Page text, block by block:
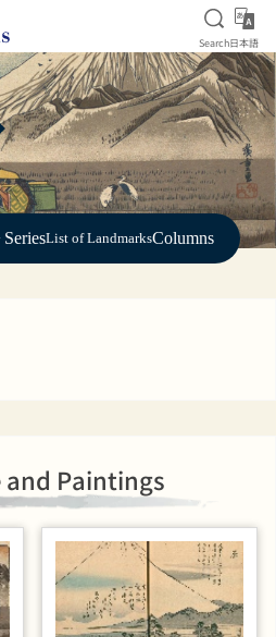
Open
Search 日
日本語
SeriesList of LandmarksColumns
and Paintings